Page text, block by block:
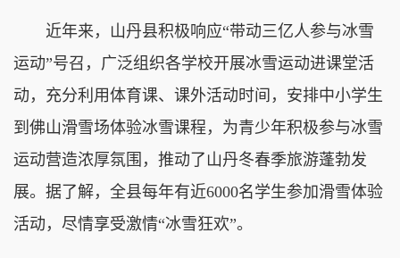
近年来，山丹县积极响应“带动三亿人参与冰雪
运动”号召，广泛组织各学校开展冰雪运动进课堂活
动，充分利用体育课、课外活动时间，安排中小学生
到佛山滑雪场体验冰雪课程，为青少年积极参与冰雪
运动营造浓厚氛围，推动了山丹冬春季旅游蓬勃发
展。据了解，全县每年有近6000名学生参加滑雪体验
活动，尽情享受激情“冰雪狂欢”。